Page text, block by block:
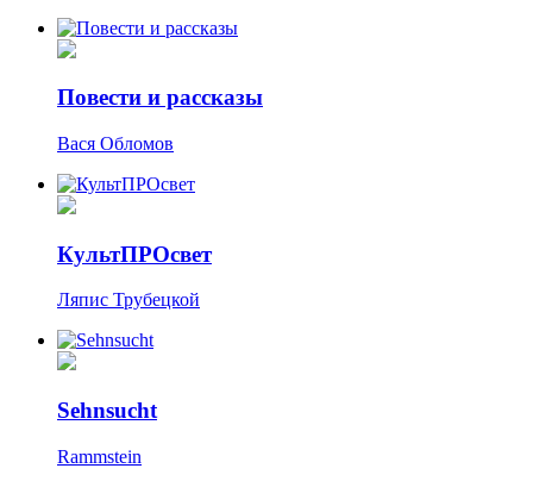
Повести и рассказы
Вася Обломов
КультПРОсвет
Ляпис Трубецкой
Sehnsucht
Rammstein